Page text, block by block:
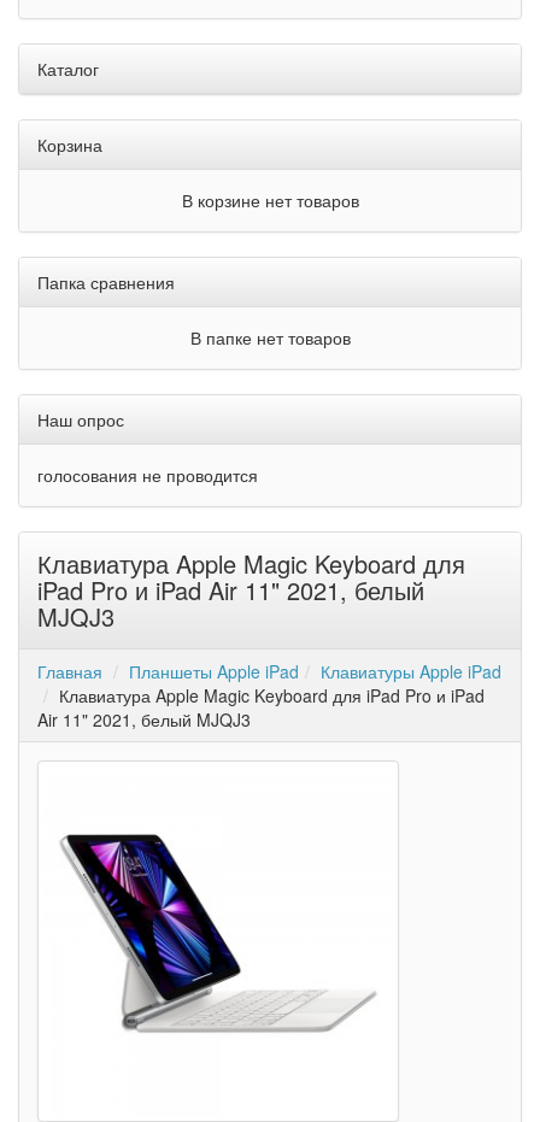
Каталог
Корзина
В корзине нет товаров
Папка сравнения
В папке нет товаров
Наш опрос
голосования не проводится
Клавиатура Apple Magic Keyboard для
iPad Pro и iPad Air 11" 2021, белый
MJQJ3
Главная Планшеты Apple iPad
Клавиатуры Apple iPad
Клавиатура Apple Magic Keyboard для iPad Pro и iPad
Air 11" 2021, белый MJQJ3